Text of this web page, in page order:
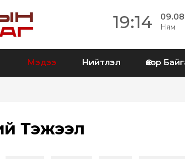
19:14 Ням
Мэдээ Нийтлэл Өвөр
Тэжээл